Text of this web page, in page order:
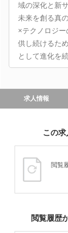
域の深化と新
未来を創る真
×テクノロジ
供し続けるた
として進化を
求人情報
この
閲覧
閲覧履歴